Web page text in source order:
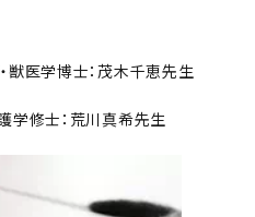
獣医学博士：茂木千恵先生
学修士：荒川真希先生